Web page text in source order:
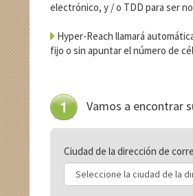
electrónico, y / o TDD para ser
Hyper-Reach llamará
fijo o sin apuntar el número de
Vamos a encontrar
Ciudad de la dirección de